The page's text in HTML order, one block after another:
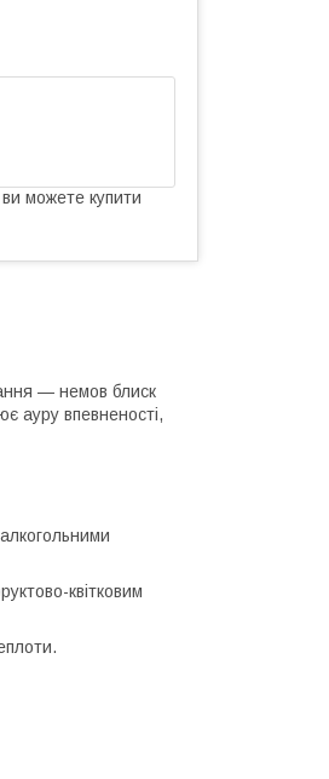
ви можете купити
— немов блиск
ауру впевненості,
квітковим